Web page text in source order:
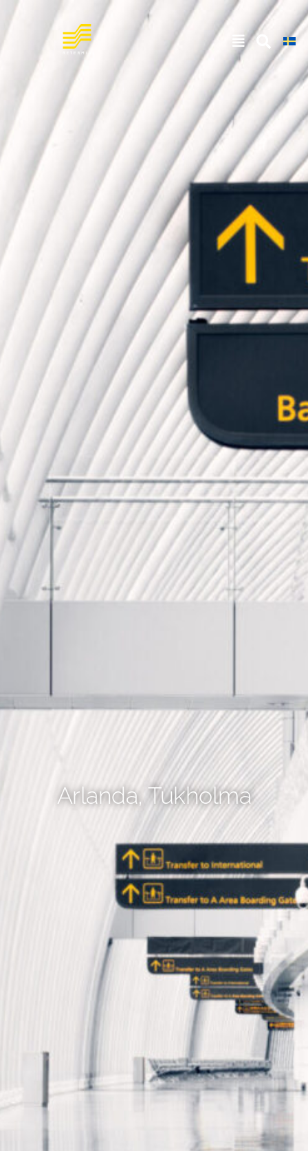
Arlanda, Tukholma